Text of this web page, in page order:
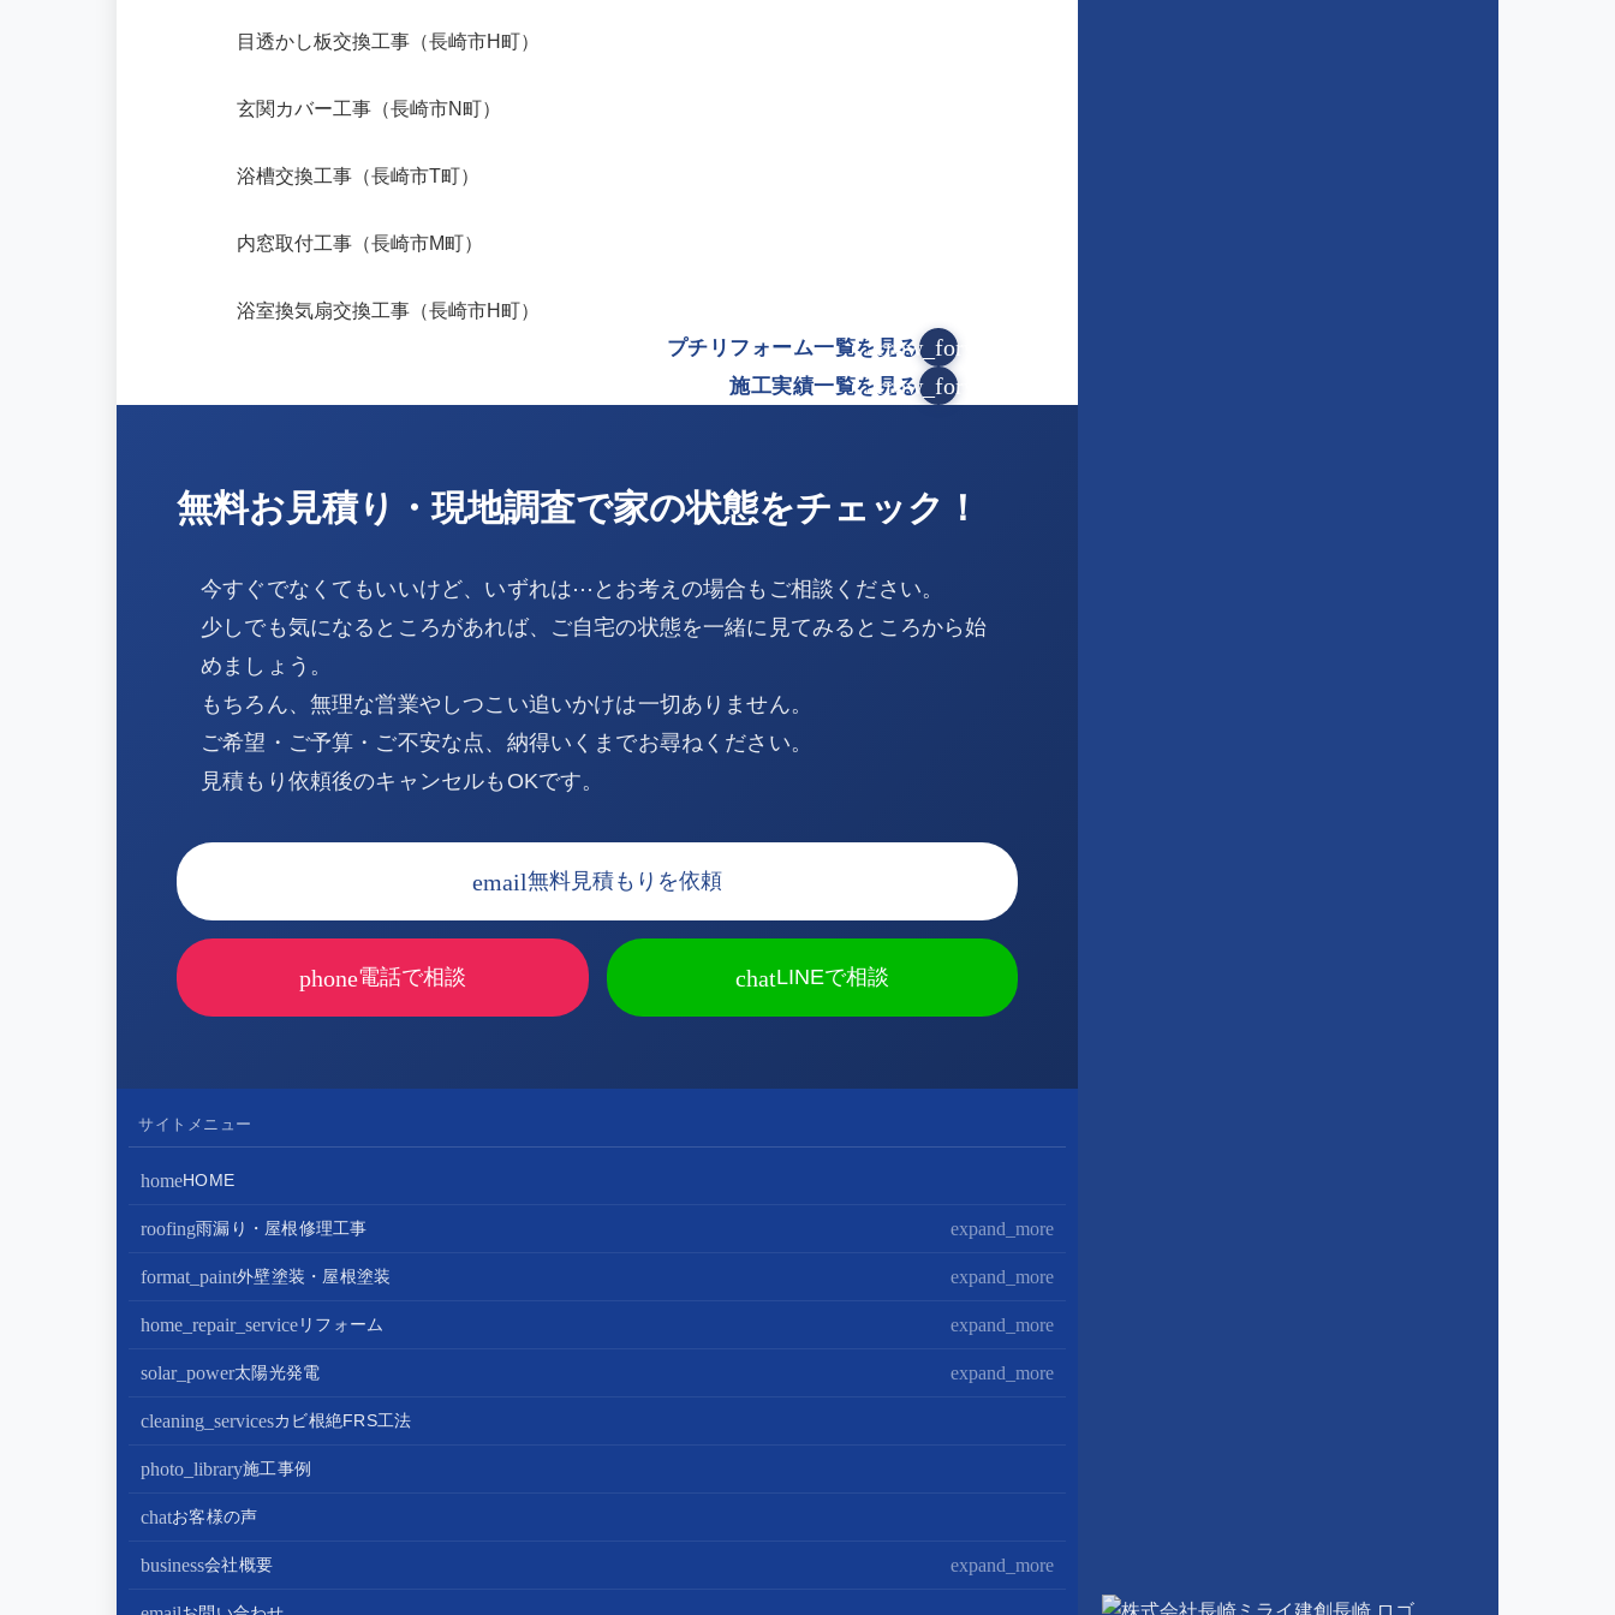
目透かし板交換工事（長崎市H町）
玄関カバー工事（長崎市N町）
浴槽交換工事（長崎市T町）
内窓取付工事（長崎市M町）
浴室換気扇交換工事（長崎市H町）
arrow_forward
プチリフォーム一覧を見る
arrow_forward
施工実績一覧を見る
無料お見積り・現地調査で家の状態をチェック！
今すぐでなくてもいいけど、いずれは⋯とお考えの場合もご相談ください。
少しでも気になるところがあれば、ご自宅の状態を一緒に見てみるところから始
めましょう。
もちろん、無理な営業やしつこい追いかけは一切ありません。
ご希望・ご予算・ご不安な点、納得いくまでお尋ねください。
見積もり依頼後のキャンセルもOKです。
email無料見積もりを依頼
phone電話で相談 chatLINEで相談
サイトメニュー
homeHOME
roofing雨漏り・屋根修理工事 expand_more
屋根修理・屋根工事
屋根カバー工法
屋根葺き替え・葺き直し
format_paint外壁塗装・屋根塗装 expand_more
外壁塗装
屋根塗装
屋根塗装+外壁塗装がお得
home_repair_serviceリフォーム expand_more
キッチンリフォーム
バスルームリフォーム
トイレリフォーム
solar_power太陽光発電 expand_more
太陽光パネル設置
蓄電池設置
cleaning_servicesカビ根絶FRS工法
photo_library施工事例
chatお客様の声
business会社概要 expand_more
会社案内